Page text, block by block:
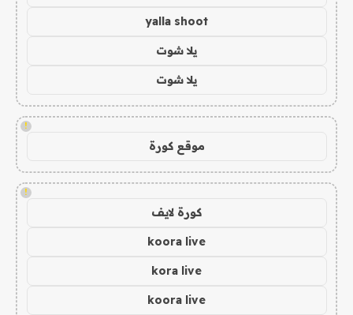
yalla shoot
يلا شوت
يلا شوت
!
موقع كورة
!
كورة لايف
koora live
kora live
koora live